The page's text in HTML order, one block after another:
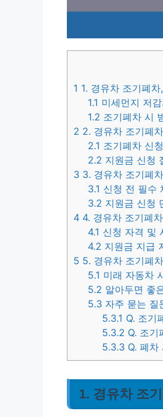
1 1. 경유차 조기폐
1.1 미세먼지 저
1.2 조기폐차 시
2 2. 경유차 조기폐
2.1 조기폐차 신
2.2 지원금 신청
3 3. 경유차 조기폐
3.1 신청 전 필수
3.2 지원금 신청
4 4. 경유차 조기폐
4.1 신청 자격 및
4.2 지원금 지급
5 5. 경유차 조기폐
5.1 미래 자동차
5.2 알아두면 좋
5.3 자주 묻는 질
5.3.1 Q. 조기
5.3.2 Q. 조기
5.3.3 Q. 폐차
1. 경유차 조